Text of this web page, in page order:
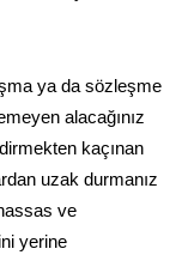
ya da sözleşme
alacağınız
kaçınan
uzak durmanız
ve
yerine